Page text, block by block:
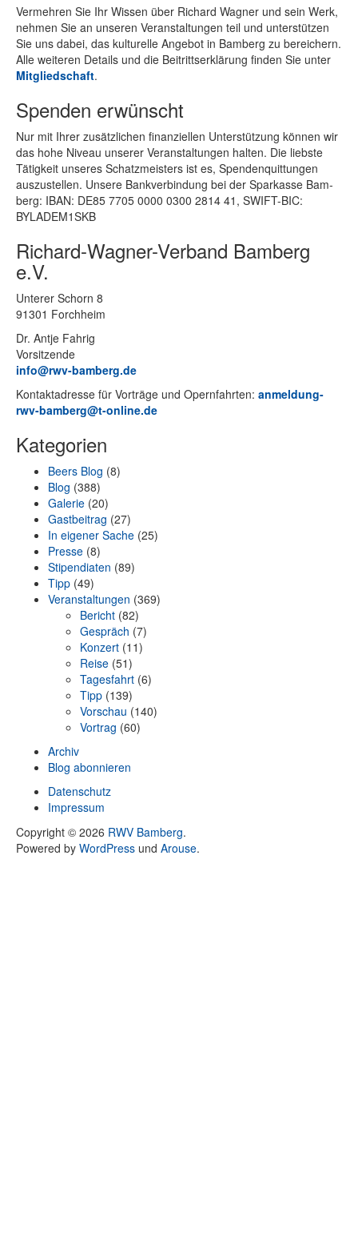
Ver­meh­ren Sie Ihr Wis­sen über Ri­chard Wag­ner und sein Werk,
neh­men Sie an un­se­ren Ver­an­stal­tun­gen teil und un­ter­stüt­zen
Sie uns da­bei, das kul­tu­rel­le An­ge­bot in Bam­berg zu be­rei­chern.
Alle wei­te­ren De­tails und die Bei­tritts­er­klä­rung fin­den Sie un­ter
Mit­glied­schaft.
Spenden erwünscht
Nur mit Ih­rer zu­sätz­li­chen fi­nan­zi­el­len Un­ter­stüt­zung kön­nen wir
das hohe Ni­veau un­se­rer Ver­an­stal­tun­gen hal­ten. Die liebs­te
Tä­tig­keit un­se­res Schatz­meis­ters ist es, Spen­den­quit­tun­gen
aus­zu­stel­len. Un­se­re Bank­ver­bin­dung bei der Spar­kas­se Bam­
berg: IBAN: DE85 7705 0000 0300 2814 41, SWIFT-BIC:
BYLADEM1SKB
Richard-Wagner-Verband Bamberg
e.V.
Un­te­rer Schorn 8
91301 Forchheim
Dr. Ant­je Fahrig
Vorsitzende
info@rwv-bamberg.de
Kon­takt­adres­se für Vor­trä­ge und Opern­fahr­ten: anmeldung-
rwv-bamberg@t-online.de
Kategorien
Beers Blog (8)
Blog (388)
Galerie (20)
Gastbeitrag (27)
In eigener Sache (25)
Presse (8)
Stipendiaten (89)
Tipp (49)
Veranstaltungen (369)
Bericht (82)
Gespräch (7)
Konzert (11)
Reise (51)
Tagesfahrt (6)
Tipp (139)
Vorschau (140)
Vortrag (60)
Archiv
Blog abonnieren
Datenschutz
Impressum
Copyright © 2026 RWV Bamberg.
Powered by WordPress und Arouse.